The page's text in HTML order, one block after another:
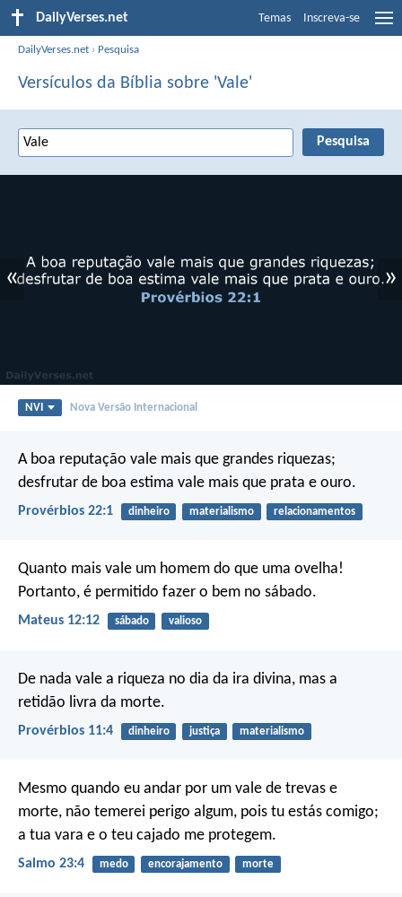
DailyVerses.net Temas Inscreva-se
DailyVerses.net › Pesquisa
Versículos da Bíblia sobre 'Vale'
« »
NVI Nova Versão Internacional
A boa reputação vale mais que grandes riquezas;
desfrutar de boa estima vale mais que prata e ouro.
Provérbios 22:1 dinheiro materialismo relacionamentos
Quanto mais vale um homem do que uma ovelha!
Portanto, é permitido fazer o bem no sábado.
Mateus 12:12 sábado valioso
De nada vale a riqueza no dia da ira divina, mas a
retidão livra da morte.
Provérbios 11:4 dinheiro justiça materialismo
Mesmo quando eu andar por um vale de trevas e
morte, não temerei perigo algum, pois tu estás comigo;
a tua vara e o teu cajado me protegem.
Salmo 23:4 medo encorajamento morte